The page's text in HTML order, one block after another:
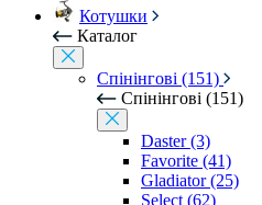
Котушки
Каталог
Спінінгові (151)
Спінінгові (151)
Daster (3)
Favorite (41)
Gladiator (25)
Select (62)